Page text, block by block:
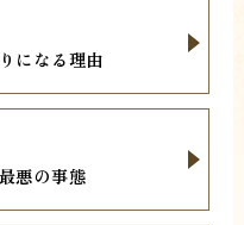
になる理由
悪の事態